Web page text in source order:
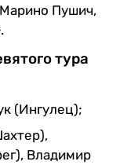
Пушич,
тура
(Ингулец);
Владимир